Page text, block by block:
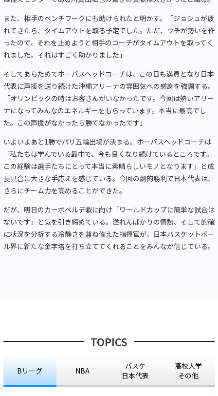
また、相手のベンチワークにも助けられたと明かす。「ジョシュが疲
れてきたら、タイムアウトを取る予定でした。ただ、ウチが勢いを作
ったので、それを止めようと相手のコーチがタイムアウトを取ってく
れました。それはすごく助かりました」
そしてあらためてホーバスヘッドコーチは、この日も満員となり日本
代表に声援を送り続けた沖縄アリーナの雰囲気への感謝を強調する。
「オリンピックの時はお客さんがいなかったです。今回は熱いアリー
ナになってみんなのエネルギーをもらっています。本当に最高でし
た。この声援がなかったら勝てなかったです」
いよいよあと1勝でパリ五輪出場が決まる。ホーバスヘッドコーチは
「私たちは学んでいる最中で、今も良くなり続けているところです。
この経験は選手たちにとって本当に素晴らしいモノとなります」と成
長具合に大きな手応えを感じている。今回の劇的勝利で日本代表は、
さらにチーム力を高めることができた。
だが、明日のカーボベルデ戦に向け「ワールドカップに簡単な試合は
ないです」と気を引き締めている。溢れんばかりの情熱、そして的確
に状況を分析する冷静さを兼ね備えた指揮官が、日本バスケットボー
ル界に新たな金字塔を打ち立ててくれることをみんなが信じている。
TOPICS
Bリーグ NBA
バスケ
日本代表
高校大学
その他